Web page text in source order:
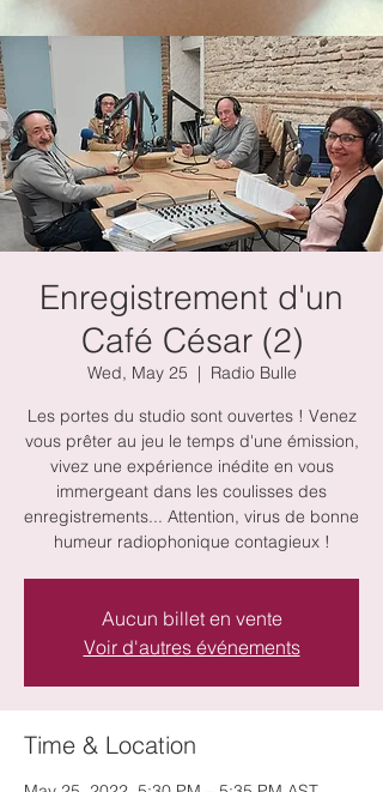
Enregistrement d'un
Café César (2)
Wed, May 25
  |
Radio Bulle
Les portes du studio sont ouvertes ! Venez
vous prêter au jeu le temps d'une émission,
vivez une expérience inédite en vous
immergeant dans les coulisses des
enregistrements... Attention, virus de bonne
humeur radiophonique contagieux !
Aucun billet en vente
Voir d'autres événements
Time & Location